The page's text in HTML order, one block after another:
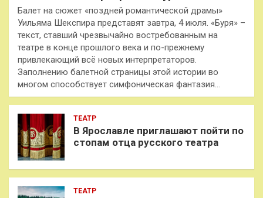
Балет на сюжет «поздней романтической драмы»
Уильяма Шекспира представят завтра, 4 июля. «Буря» –
текст, ставший чрезвычайно востребованным на
театре в конце прошлого века и по-прежнему
привлекающий всё новых интерпретаторов.
Заполнению балетной страницы этой истории во
многом способствует симфоническая фантазия…
ТЕАТР
В Ярославле приглашают пойти по
стопам отца русского театра
ТЕАТР